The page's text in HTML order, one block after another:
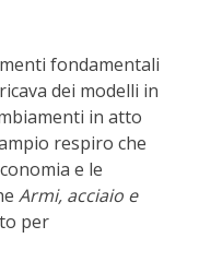
fondamentali
dei modelli in
in atto
respiro che
e le
Armi, acciaio e
per